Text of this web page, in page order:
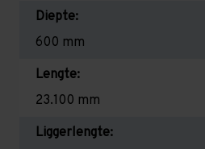
Diepte:
600 mm
Lengte:
23.100 mm
Liggerlengte: